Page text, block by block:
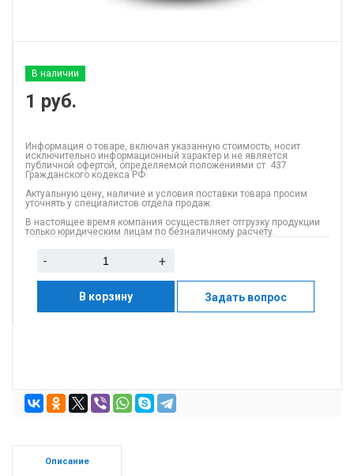
В наличии
1 руб.
Информация о товаре, включая указанную стоимость, носит
исключительно информационный характер и не является
публичной офертой, определяемой положениями ст. 437
Гражданского кодекса РФ.
Актуальную цену, наличие и условия поставки товара просим
уточнять у специалистов отдела продаж.
В настоящее время компания осуществляет отгрузку продукции
только юридическим лицам по безналичному расчету.
- +
В корзину Задать вопрос
Описание